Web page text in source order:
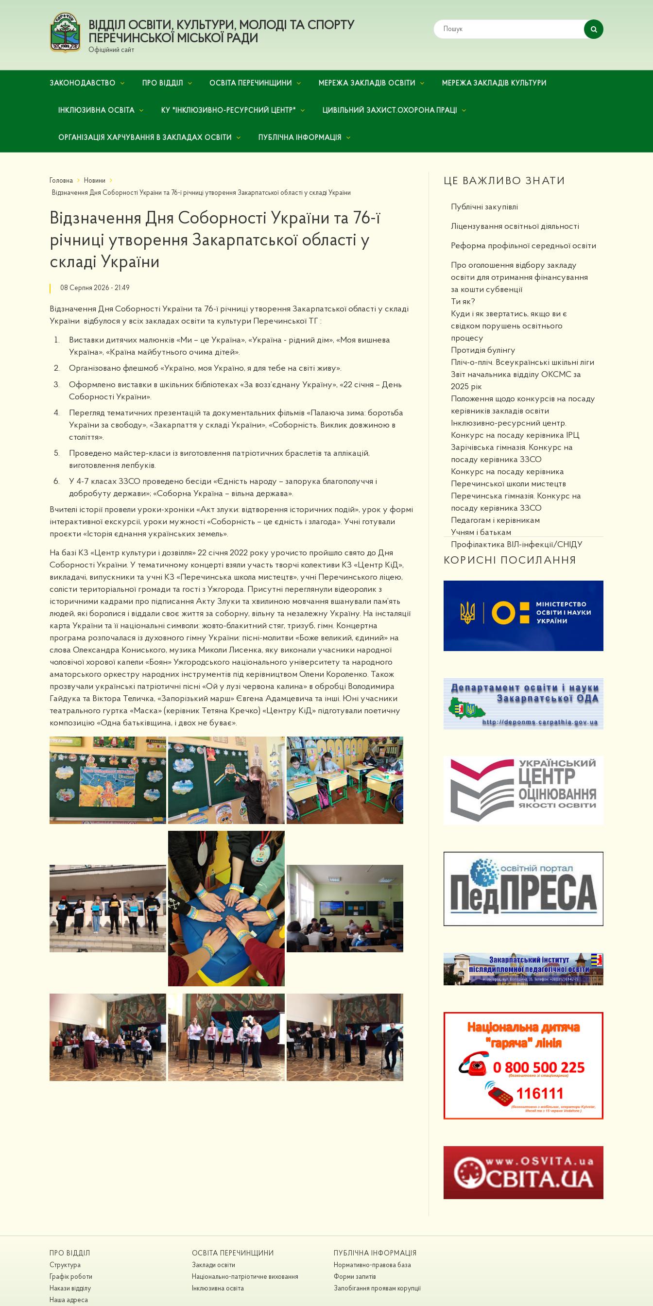
ВІДДІЛ ОСВІТИ, КУЛЬТУРИ, МОЛОДІ ТА СПОРТУ
ПЕРЕЧИНСЬКОЇ МІСЬКОЇ РАДИ
Офіційний сайт
ЗАКОНОДАВСТВО ПРО ВІДДІЛ ОСВІТА ПЕРЕЧИНЩИНИ МЕРЕЖА ЗАКЛАДІВ ОСВІТИ МЕРЕЖА ЗАКЛАДІВ КУЛЬТУРИ
ІНКЛЮЗИВНА ОСВІТА КУ "ІНКЛЮЗИВНО-РЕСУРСНИЙ ЦЕНТР" ЦИВІЛЬНИЙ ЗАХИСТ.ОХОРОНА ПРАЦІ
ОРГАНІЗАЦІЯ ХАРЧУВАННЯ В ЗАКЛАДАХ ОСВІТИ ПУБЛІЧНА ІНФОРМАЦІЯ
ЦЕ ВАЖЛИВО ЗНАТИ
Публічні закупівлі
Ліцензування освітньої діяльності
Реформа профільної середньої освіти
Про оголошення відбору закладу
освіти для отримання фінансування
за кошти субвенції
Ти як?
Куди і як звертатись, якщо ви є
свідком порушень освітнього
процесу
Протидія булінгу
Пліч-о-пліч. Всеукраїнські шкільні ліги
Звіт начальника відділу ОКСМС за
2025 рік
Положення щодо конкурсів на посаду
керівників закладів освіти
Інклюзивно-ресурсний центр.
Конкурс на посаду керівника ІРЦ
Зарічівська гімназія. Конкурс на
посаду керівника ЗЗСО
Конкурс на посаду керівника
Перечинської школи мистецтв
Перечинська гімназія. Конкурс на
посаду керівника ЗЗСО
Педагогам і керівникам
Учням і батькам
Профілактика ВІЛ-інфекції/СНІДУ
КОРИСНІ ПОСИЛАННЯ
Головна
Новини
Відзначення Дня Соборності України та 76-ї річниці утворення Закарпатської області у складі України
Відзначення Дня Соборності України та 76-ї
річниці утворення Закарпатської області у
складі України
08 Серпня 2026 - 21:49
Відзначення Дня Соборності України та 76-ї річниці утворення Закарпатської області у складі
України відбулося у всіх закладах освіти та культури Перечинської ТГ :
Виставки дитячих малюнків «Ми – це Україна», «Україна - рідний дім», «Моя вишнева
Україна», «Країна майбутнього очима дітей».
Організовано флешмоб «Україно, моя Україно, я для тебе на світі живу».
Оформлено виставки в шкільних бібліотеках «За возз’єднану Україну», «22 січня – День
Соборності України».
Перегляд тематичних презентацій та документальних фільмів «Палаюча зима: боротьба
України за свободу», «Закарпаття у складі України», «Соборність. Виклик довжиною в
століття».
Проведено майстер-класи із виготовлення патріотичних браслетів та аплікацій,
виготовлення лепбуків.
У 4-7 класах ЗЗСО проведено бесіди «Єдність народу – запорука благополуччя і
добробуту держави»; «Соборна Україна – вільна держава».
Вчителі історії провели уроки-хроніки «Акт злуки: відтворення історичних подій», урок у формі
інтерактивної екскурсії, уроки мужності «Соборність – це єдність і злагода». Учні готували
проєкти «Історія єднання українських земель».
На базі КЗ «Центр культури і дозвілля» 22 січня 2022 року урочисто пройшло свято до Дня
Соборності України. У тематичному концерті взяли участь творчі колективи КЗ «Центр КіД»,
викладачі, випускники та учні КЗ «Перечинська школа мистецтв», учні Перечинського ліцею,
солісти територіальної громади та гості з Ужгорода. Присутні переглянули відеоролик з
історичними кадрами про підписання Акту Злуки та хвилиною мовчання вшанували пам’ять
людей, які боролися і віддали своє життя за соборну, вільну та незалежну Україну. На інсталяції
карта України та її національні символи: жовто-блакитний стяг, тризуб, гімн. Концертна
програма розпочалася із духовного гімну України: пісні-молитви «Боже великий, єдиний» на
слова Олександра Кониського, музика Миколи Лисенка, яку виконали учасники народної
чоловічої хорової капели «Боян» Ужгородського національного університету та народного
аматорського оркестру народних інструментів під керівництвом Олени Короленко. Також
прозвучали українські патріотичні пісні «Ой у лузі червона калина» в обробці Володимира
Гайдука та Віктора Теличка, «Запорізький марш» Євгена Адамцевича та інші. Юні учасники
театрального гуртка «Маска» (керівник Тетяна Кречко) «Центру КіД» підготували поетичну
композицію «Одна батьківщина, і двох не буває».
ПРО ВІДДІЛ
Структура
Графік роботи
Накази відділу
Наша адреса
ОСВІТА ПЕРЕЧИНЩИНИ
Заклади освіти
Національно-патріотичне виховання
Інклюзивна освіта
ПУБЛІЧНА ІНФОРМАЦІЯ
Нормативно-правова база
Форми запитів
Запобігання проявам корупції